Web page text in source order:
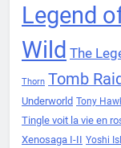
Legend
Wild The
Thorn Tomb
Underworld Tony
Tingle voit la vie en
Xenosaga I-II Yoshi